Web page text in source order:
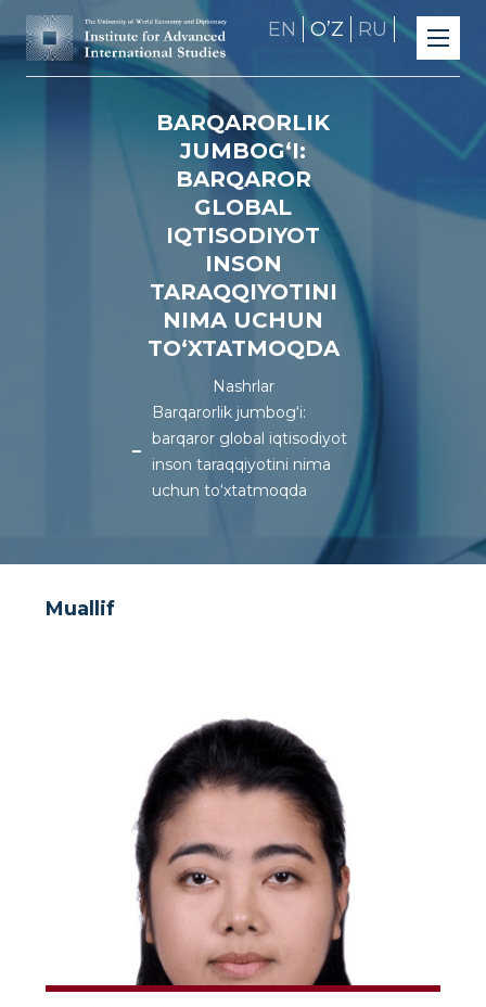
EN OʼZ RU
BARQARORLIK
JUMBOG‘I:
BARQAROR
GLOBAL
IQTISODIYOT
INSON
TARAQQIYOTINI
NIMA UCHUN
TO‘XTATMOQDA
Nashrlar
Barqarorlik jumbog‘i:
barqaror global iqtisodiyot
inson taraqqiyotini nima
uchun to‘xtatmoqda
Muallif